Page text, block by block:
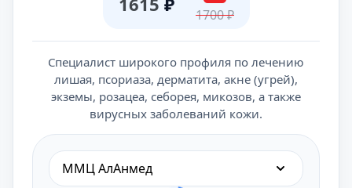
1700₽
Специалист широкого профиля по лечению
лишая, псориаза, дерматита, акне (угрей),
экземы, розацеа, себорея, микозов, а также
вирусных заболеваний кожи.
ММЦ АлАнмед